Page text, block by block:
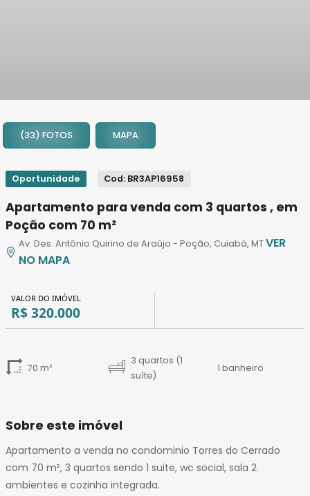
2
3
7
8
9
12
13
19
21
22
23
(33) FOTOS MAPA
Oportunidade Cod: BR3AP16958
Apartamento para venda com 3 quartos , em
Poção com 70 m²
Av. Des. Antônio Quirino de Araújo - Poção, Cuiabá, MTVER
NO MAPA
VALOR DO IMÓVEL
R$ 320.000
70 m²
3 quartos (1
suíte)
1 banheiro
Sobre este imóvel
Apartamento a venda no condominio Torres do Cerrado
com 70 m², 3 quartos sendo 1 suite, wc social, sala 2
ambientes e cozinha integrada.